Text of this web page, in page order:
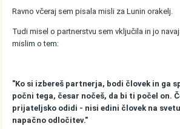
Ravno včeraj sem pisala misli za Lunin orakelj.
Tudi misel o partnerstvu sem vključila in jo
mislim o tem:
"Ko si izbereš partnerja, bodi človek in ga
počni tega, česar nočeš, da bi ti počel on.
prijateljsko odidi - nisi edini človek na
napačno odločitev."